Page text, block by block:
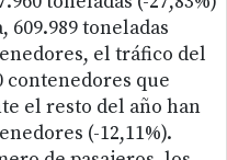
toneladas
el tráfico del
contenedores que
el resto del año han
(-12,11%).